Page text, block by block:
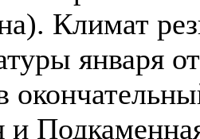
Климат
января